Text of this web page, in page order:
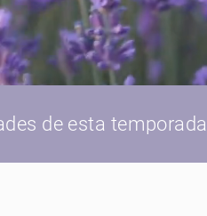
de esta temporada